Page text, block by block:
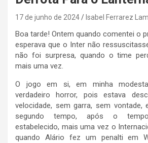
17 de junho de 2024 Isabel Ferrarez
Boa tarde! Ontem quando comentei o
esperava que o Inter não
não foi surpresa, quando o time
mais uma vez.
O jogo em si, em minha
verdadeiro horror, pois estava
velocidade, sem garra, sem vontade,
segundo tempo, após o
estabelecido, mais uma vez o
quando Alário fez um penalti em